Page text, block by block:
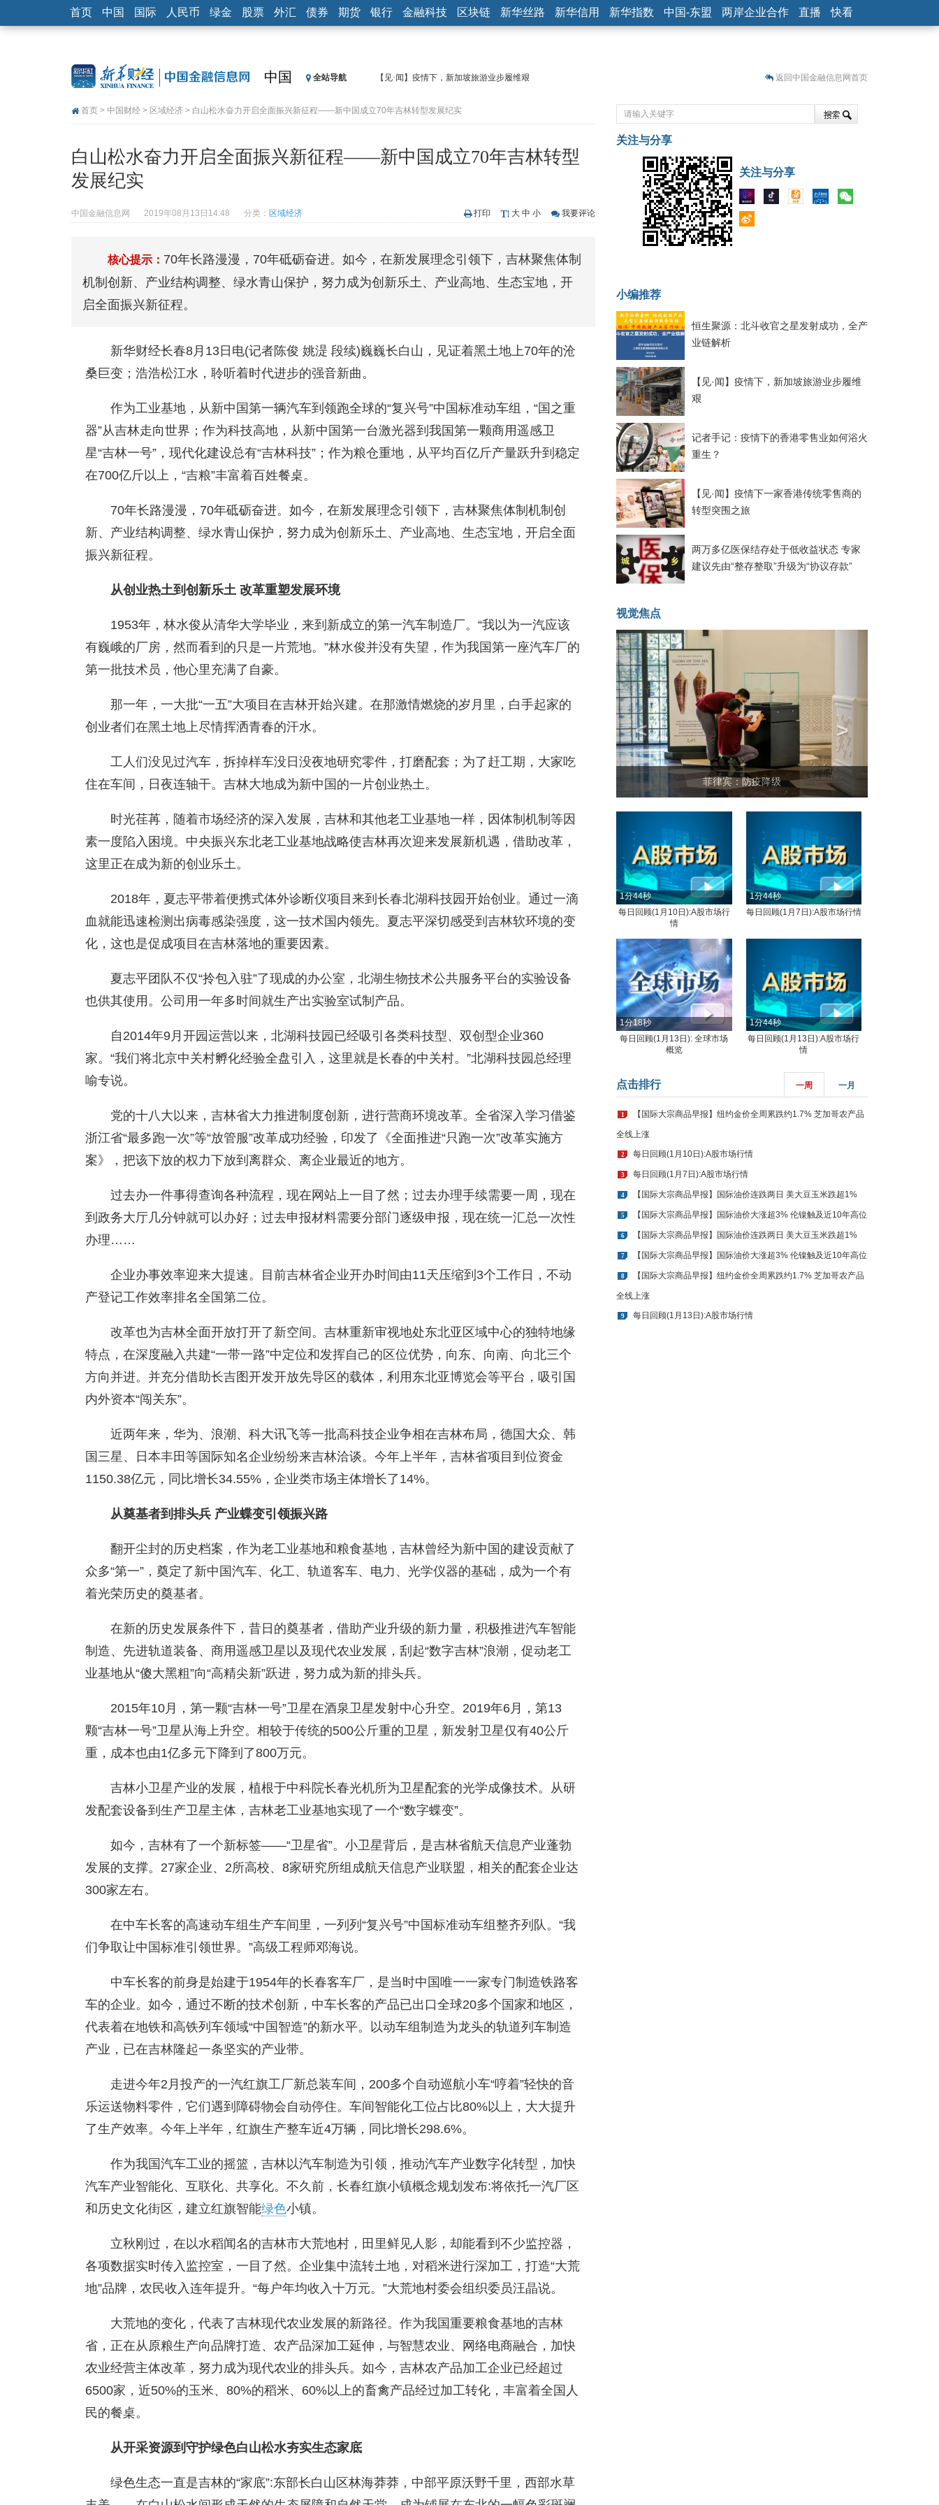
首页 中国 国际 人民币 绿金 股票 外汇 债券 期货 银行 金融科技 区块链 新华丝路 新华信用 新华指数 中国-东盟 两岸企业合作 直播 快看
中国 全站导航
【见·闻】疫情下，新加坡旅游业步履维艰
【见·闻】疫情下一家香港传统零售商的转型突围之旅
济安金信：中国基金市场数据分析周报（2020. 07.27—2020.07.31）
【新华财经调查】同业存单、结构性存款玩起“跷跷板” 结构性失衡藏
在“隐秘的角落”
央行公开市场净投放300亿元 短端资金利率明显下行
恒生聚源：北斗收官之星发射成功，全产业链解析
返回中国金融信息网首页
首页 > 中国财经 > 区域经济 > 白山松水奋力开启全面振兴新征程——新中国成立70年吉林转型发展纪实
白山松水奋力开启全面振兴新征程——新中国成立70年吉林转型
发展纪实
中国金融信息网 2019年08月13日14:48 分类： 区域经济 打印 大 中 小 我要评论
核心提示： 70年长路漫漫，70年砥砺奋进。如今，在新发展理念引领下，吉林聚焦体制
机制创新、产业结构调整、绿水青山保护，努力成为创新乐土、产业高地、生态宝地，开
启全面振兴新征程。
新华财经长春8月13日电(记者陈俊 姚湜 段续)巍巍长白山，见证着黑土地上70年的沧
桑巨变；浩浩松江水，聆听着时代进步的强音新曲。
作为工业基地，从新中国第一辆汽车到领跑全球的“复兴号”中国标准动车组，“国之重
器”从吉林走向世界；作为科技高地，从新中国第一台激光器到我国第一颗商用遥感卫
星“吉林一号”，现代化建设总有“吉林科技”；作为粮仓重地，从平均百亿斤产量跃升到稳定
在700亿斤以上，“吉粮”丰富着百姓餐桌。
70年长路漫漫，70年砥砺奋进。如今，在新发展理念引领下，吉林聚焦体制机制创
新、产业结构调整、绿水青山保护，努力成为创新乐土、产业高地、生态宝地，开启全面
振兴新征程。
从创业热土到创新乐土 改革重塑发展环境
1953年，林水俊从清华大学毕业，来到新成立的第一汽车制造厂。“我以为一汽应该
有巍峨的厂房，然而看到的只是一片荒地。”林水俊并没有失望，作为我国第一座汽车厂的
第一批技术员，他心里充满了自豪。
那一年，一大批“一五”大项目在吉林开始兴建。在那激情燃烧的岁月里，白手起家的
创业者们在黑土地上尽情挥洒青春的汗水。
工人们没见过汽车，拆掉样车没日没夜地研究零件，打磨配套；为了赶工期，大家吃
住在车间，日夜连轴干。吉林大地成为新中国的一片创业热土。
时光荏苒，随着市场经济的深入发展，吉林和其他老工业基地一样，因体制机制等因
素一度陷入困境。中央振兴东北老工业基地战略使吉林再次迎来发展新机遇，借助改革，
这里正在成为新的创业乐土。
2018年，夏志平带着便携式体外诊断仪项目来到长春北湖科技园开始创业。通过一滴
血就能迅速检测出病毒感染强度，这一技术国内领先。夏志平深切感受到吉林软环境的变
化，这也是促成项目在吉林落地的重要因素。
夏志平团队不仅“拎包入驻”了现成的办公室，北湖生物技术公共服务平台的实验设备
也供其使用。公司用一年多时间就生产出实验室试制产品。
自2014年9月开园运营以来，北湖科技园已经吸引各类科技型、双创型企业360
家。“我们将北京中关村孵化经验全盘引入，这里就是长春的中关村。”北湖科技园总经理
喻专说。
党的十八大以来，吉林省大力推进制度创新，进行营商环境改革。全省深入学习借鉴
浙江省“最多跑一次”等“放管服”改革成功经验，印发了《全面推进“只跑一次”改革实施方
案》，把该下放的权力下放到离群众、离企业最近的地方。
过去办一件事得查询各种流程，现在网站上一目了然；过去办理手续需要一周，现在
到政务大厅几分钟就可以办好；过去申报材料需要分部门逐级申报，现在统一汇总一次性
办理……
企业办事效率迎来大提速。目前吉林省企业开办时间由11天压缩到3个工作日，不动
产登记工作效率排名全国第二位。
改革也为吉林全面开放打开了新空间。吉林重新审视地处东北亚区域中心的独特地缘
特点，在深度融入共建“一带一路”中定位和发挥自己的区位优势，向东、向南、向北三个
方向并进。并充分借助长吉图开发开放先导区的载体，利用东北亚博览会等平台，吸引国
内外资本“闯关东”。
近两年来，华为、浪潮、科大讯飞等一批高科技企业争相在吉林布局，德国大众、韩
国三星、日本丰田等国际知名企业纷纷来吉林洽谈。今年上半年，吉林省项目到位资金
1150.38亿元，同比增长34.55%，企业类市场主体增长了14%。
从奠基者到排头兵 产业蝶变引领振兴路
翻开尘封的历史档案，作为老工业基地和粮食基地，吉林曾经为新中国的建设贡献了
众多“第一”，奠定了新中国汽车、化工、轨道客车、电力、光学仪器的基础，成为一个有
着光荣历史的奠基者。
在新的历史发展条件下，昔日的奠基者，借助产业升级的新力量，积极推进汽车智能
制造、先进轨道装备、商用遥感卫星以及现代农业发展，刮起“数字吉林”浪潮，促动老工
业基地从“傻大黑粗”向“高精尖新”跃进，努力成为新的排头兵。
2015年10月，第一颗“吉林一号”卫星在酒泉卫星发射中心升空。2019年6月，第13
颗“吉林一号”卫星从海上升空。相较于传统的500公斤重的卫星，新发射卫星仅有40公斤
重，成本也由1亿多元下降到了800万元。
吉林小卫星产业的发展，植根于中科院长春光机所为卫星配套的光学成像技术。从研
发配套设备到生产卫星主体，吉林老工业基地实现了一个“数字蝶变”。
如今，吉林有了一个新标签——“卫星省”。小卫星背后，是吉林省航天信息产业蓬勃
发展的支撑。27家企业、2所高校、8家研究所组成航天信息产业联盟，相关的配套企业达
300家左右。
在中车长客的高速动车组生产车间里，一列列“复兴号”中国标准动车组整齐列队。“我
们争取让中国标准引领世界。”高级工程师邓海说。
中车长客的前身是始建于1954年的长春客车厂，是当时中国唯一一家专门制造铁路客
车的企业。如今，通过不断的技术创新，中车长客的产品已出口全球20多个国家和地区，
代表着在地铁和高铁列车领域“中国智造”的新水平。以动车组制造为龙头的轨道列车制造
产业，已在吉林隆起一条坚实的产业带。
走进今年2月投产的一汽红旗工厂新总装车间，200多个自动巡航小车“哼着”轻快的音
乐运送物料零件，它们遇到障碍物会自动停住。车间智能化工位占比80%以上，大大提升
了生产效率。今年上半年，红旗生产整车近4万辆，同比增长298.6%。
作为我国汽车工业的摇篮，吉林以汽车制造为引领，推动汽车产业数字化转型，加快
汽车产业智能化、互联化、共享化。不久前，长春红旗小镇概念规划发布:将依托一汽厂区
和历史文化街区，建立红旗智能绿色小镇。
立秋刚过，在以水稻闻名的吉林市大荒地村，田里鲜见人影，却能看到不少监控器，
各项数据实时传入监控室，一目了然。企业集中流转土地，对稻米进行深加工，打造“大荒
地”品牌，农民收入连年提升。“每户年均收入十万元。”大荒地村委会组织委员汪晶说。
大荒地的变化，代表了吉林现代农业发展的新路径。作为我国重要粮食基地的吉林
省，正在从原粮生产向品牌打造、农产品深加工延伸，与智慧农业、网络电商融合，加快
农业经营主体改革，努力成为现代农业的排头兵。如今，吉林农产品加工企业已经超过
6500家，近50%的玉米、80%的稻米、60%以上的畜禽产品经过加工转化，丰富着全国人
民的餐桌。
从开采资源到守护绿色白山松水夯实生态家底
绿色生态一直是吉林的“家底”:东部长白山区林海莽莽，中部平原沃野千里，西部水草
关注与分享
关注与分享
小编推荐
恒生聚源：北斗收官之星发射成功，全产
业链解析
【见·闻】疫情下，新加坡旅游业步履维
艰
记者手记：疫情下的香港零售业如何浴火
重生？
【见·闻】疫情下一家香港传统零售商的
转型突围之旅
两万多亿医保结存处于低收益状态 专家
建议先由“整存整取”升级为“协议存款”
视觉焦点
坐上火车看老挝
< >
1分44秒
每日回顾(1月10日):A股市场行
情
1分44秒
每日回顾(1月7日):A股市场行情
1分18秒
每日回顾(1月13日): 全球市场
概览
1分44秒
每日回顾(1月13日):A股市场行
情
1 【国际大宗商品早报】纽约金价全周累跌约1.7% 芝加哥农产品
全线上涨
2 每日回顾(1月10日):A股市场行情
3 每日回顾(1月7日):A股市场行情
4 【国际大宗商品早报】国际油价连跌两日 美大豆玉米跌超1%
5 【国际大宗商品早报】国际油价大涨超3% 伦镍触及近10年高位
6 【国际大宗商品早报】国际油价连跌两日 美大豆玉米跌超1%
7 【国际大宗商品早报】国际油价大涨超3% 伦镍触及近10年高位
8 【国际大宗商品早报】纽约金价全周累跌约1.7% 芝加哥农产品
全线上涨
9 每日回顾(1月13日):A股市场行情